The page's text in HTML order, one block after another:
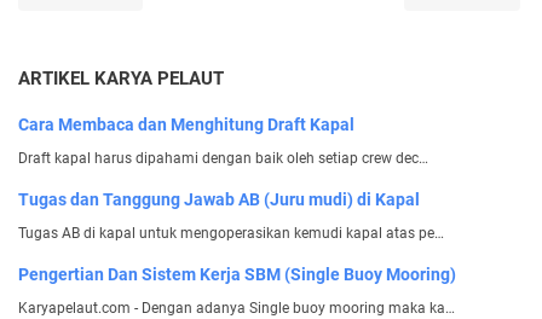
ARTIKEL KARYA PELAUT
Cara Membaca dan Menghitung Draft Kapal
Draft kapal harus dipahami dengan baik oleh setiap crew dec…
Tugas dan Tanggung Jawab AB (Juru mudi) di Kapal
Tugas AB di kapal untuk mengoperasikan kemudi kapal atas pe…
Pengertian Dan Sistem Kerja SBM (Single Buoy Mooring)
Karyapelaut.com - Dengan adanya Single buoy mooring maka ka…